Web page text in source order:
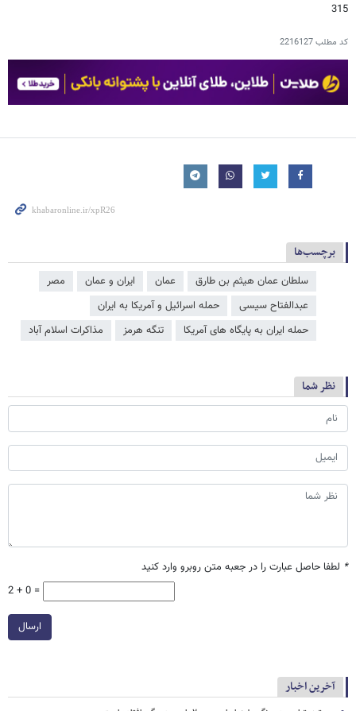
315
کد مطلب2216127
برچسب‌ها
سلطان عمان هیثم بن طارق عمان ایران و عمان
مصر
عبدالفتاح سیسی
حمله اسرائیل و آمریکا به ایران
حمله ایران به پایگاه های آمریکا
تنگه هرمز مذاکرات اسلام آباد
نظر شما
* لطفا حاصل عبارت را در جعبه متن روبرو وارد کنید
2 + 0 =
ارسال
آخرین اخبار